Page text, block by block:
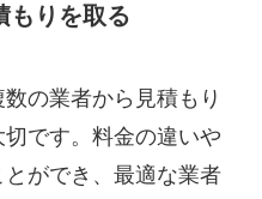
もりを取る
の業者から見積もり
です。料金の違いや
ができ、最適な業者